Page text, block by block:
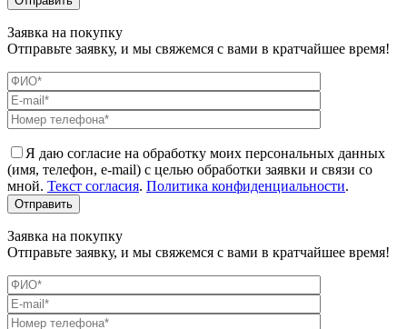
Заявка на покупку
Отправьте заявку, и мы свяжемся с вами в кратчайшее время!
Я даю согласие на обработку моих персональных данных
(имя, телефон, e-mail) с целью обработки заявки и связи со
мной. Текст согласия. Политика конфиденциальности.
Заявка на покупку
Отправьте заявку, и мы свяжемся с вами в кратчайшее время!